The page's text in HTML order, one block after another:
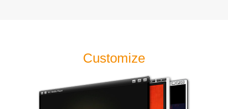
Customize